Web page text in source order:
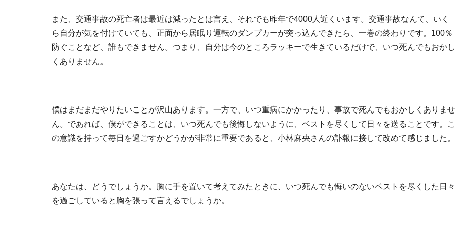
また、交通事故の死亡者は最近は減ったとは言え、それでも昨年で4000人近くいます。交通事故なんて、いく
ら自分が気を付けていても、正面から居眠り運転のダンプカーが突っ込んできたら、一巻の終わりです。100％
防ぐことなど、誰もできません。つまり、自分は今のところラッキーで生きているだけで、いつ死んでもおかし
くありません。
僕はまだまだやりたいことが沢山あります。一方で、いつ重病にかかったり、事故で死んでもおかしくありませ
ん。であれば、僕ができることは、いつ死んでも後悔しないように、ベストを尽くして日々を送ることです。こ
の意識を持って毎日を過ごすかどうかが非常に重要であると、小林麻央さんの訃報に接して改めて感じました。
あなたは、どうでしょうか。胸に手を置いて考えてみたときに、いつ死んでも悔いのないベストを尽くした日々
を過ごしていると胸を張って言えるでしょうか。